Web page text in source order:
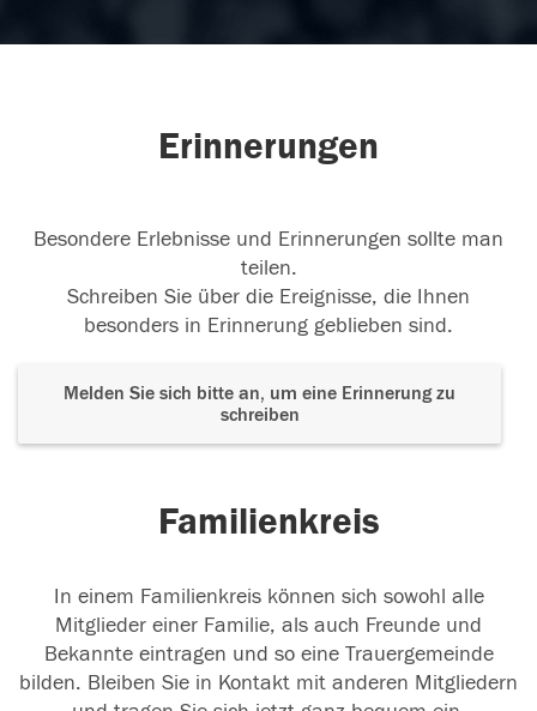
Erinnerungen
Besondere Erlebnisse und Erinnerungen sollte man
teilen.
Schreiben Sie über die Ereignisse, die Ihnen
besonders in Erinnerung geblieben sind.
Melden Sie sich bitte an, um eine Erinnerung zu
schreiben
Familienkreis
In einem Familienkreis können sich sowohl alle
Mitglieder einer Familie, als auch Freunde und
Bekannte eintragen und so eine Trauergemeinde
bilden. Bleiben Sie in Kontakt mit anderen Mitgliedern